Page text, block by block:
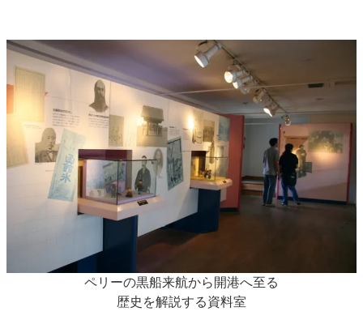
ペリーの黒船来航から開港へ至る
歴史を解説する資料室